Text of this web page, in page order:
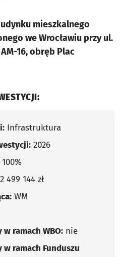
mieszkalnego
we Wrocławiu przy ul.
16, obręb Plac
Infrastruktura
2026
100%
2 499 144 zł
WM
ramach WBO: nie
ramach Funduszu